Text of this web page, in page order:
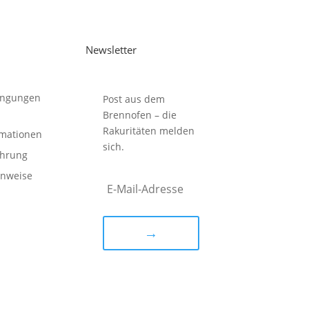
Newsletter
Post aus dem
Brennofen – die
Rakuritäten melden
sich.
→